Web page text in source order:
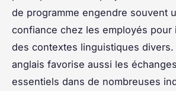
de programme engendre souvent
confiance chez les employés pour
des contextes linguistiques divers.
anglais favorise aussi les échanges
essentiels dans de nombreuses